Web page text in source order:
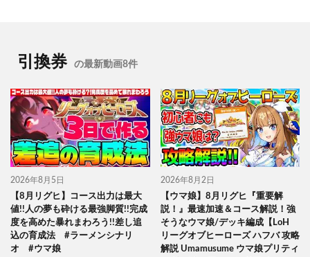
引換券 の最新動画8件
2026年8月5日
【8月リグヒ】コース出力は最大
値!!人の夢も砕ける最強脚質!!完成
度を高めた暴れまわろう!!差し追
込の育成法 #ラーメンシナリ
オ #ウマ娘
2026年8月2日
【ウマ娘】8月リグヒ『重要解
説！』最速加速＆コース解説！強
そうなウマ娘/デッキ編成【LoH
リーグオブヒーローズ ハフバ 攻略
解説 Umamusume ウマ娘プリティ